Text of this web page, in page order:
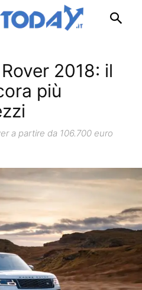
2018: il
più
a partire da 106.700 euro